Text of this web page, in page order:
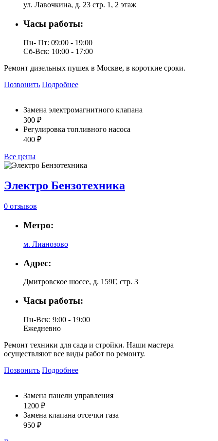
ул. Лавочкина, д. 23 стр. 1, 2 этаж
Часы работы:
Пн- Пт: 09:00 - 19:00
Сб-Вск: 10:00 - 17:00
Ремонт дизельных пушек в Москве, в короткие сроки.
Позвонить Подробнее
Замена электромагнитного клапана
300 ₽
Регулировка топливного насоса
400 ₽
Все цены
Электро Бензотехника
0 отзывов
Метро:
м. Лианозово
Адрес:
Дмитровское шоссе, д. 159Г, стр. 3
Часы работы:
Пн-Вск: 9:00 - 19:00
Ежедневно
Ремонт техники для сада и стройки. Наши мастера
осуществляют все виды работ по ремонту.
Позвонить Подробнее
Замена панели управления
1200 ₽
Замена клапана отсечки газа
950 ₽